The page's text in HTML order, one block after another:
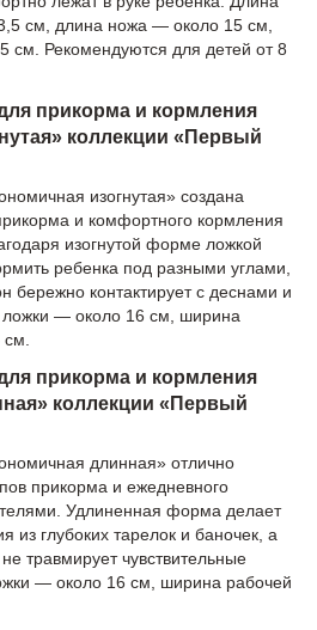
см, длина ножа — около 15 см,
см. Рекомендуются для детей от 8
прикорма и кормления
коллекции «Первый
изогнутая» создана
и комфортного кормления
изогнутой форме ложкой
ребенка под разными углами,
бережно контактирует с деснами и
— около 16 см, ширина
см.
прикорма и кормления
коллекции «Первый
длинная» отлично
прикорма и ежедневного
Удлиненная форма делает
из глубоких тарелок и баночек, а
травмирует чувствительные
— около 16 см, ширина рабочей